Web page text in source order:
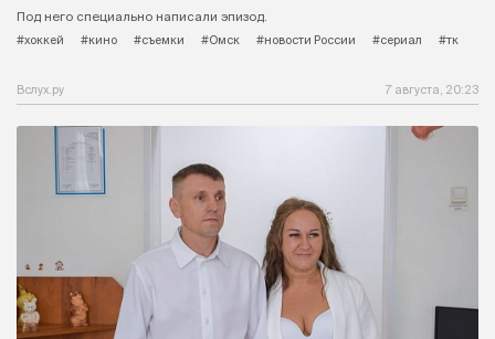
Под него специально написали эпизод.
#хоккей
#кино #съемки #Омск #новости России #сериал #тк
Вслух.ру 7 августа, 20:23